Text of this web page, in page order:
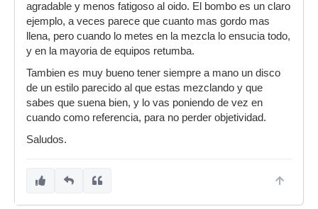
agradable y menos fatigoso al oido. El bombo es un claro
ejemplo, a veces parece que cuanto mas gordo mas
llena, pero cuando lo metes en la mezcla lo ensucia todo,
y en la mayoria de equipos retumba.
Tambien es muy bueno tener siempre a mano un disco
de un estilo parecido al que estas mezclando y que
sabes que suena bien, y lo vas poniendo de vez en
cuando como referencia, para no perder objetividad.
Saludos.